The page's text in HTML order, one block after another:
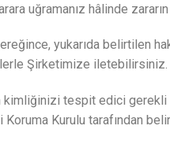
uğramanız hâlinde
yukarıda belirtilen
Şirketimize iletebilirsiniz.
kimliğinizi tespit edici
Kurulu tarafından